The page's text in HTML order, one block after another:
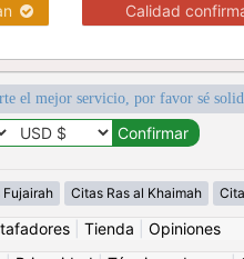
Calidad
el mejor servicio, por favor sé
Fujairah Citas Ras al Khaimah
Tienda
Opiniones